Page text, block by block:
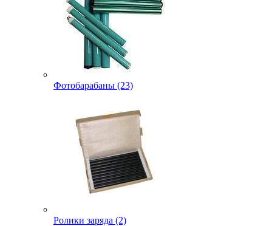
Фотобарабаны (23)
Ролики заряда (2)